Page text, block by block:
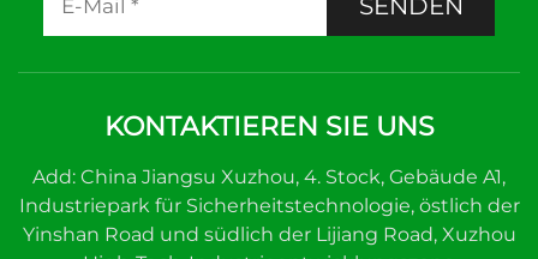
SENDEN
KONTAKTIEREN SIE UNS
Add: China Jiangsu Xuzhou, 4. Stock, Gebäude A1,
Industriepark für Sicherheitstechnologie, östlich der
Yinshan Road und südlich der Lijiang Road, Xuzhou